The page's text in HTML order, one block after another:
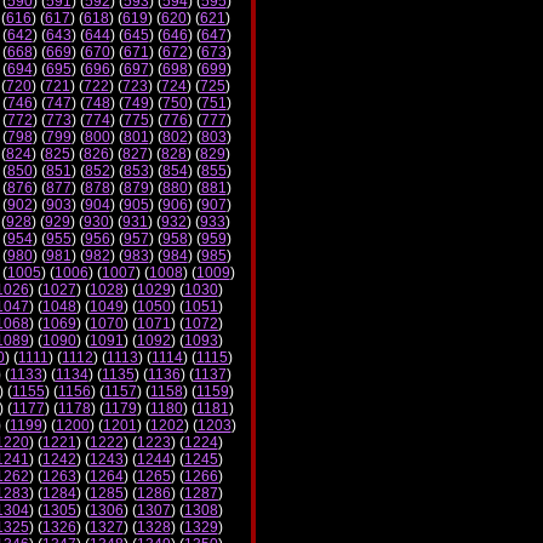
616) (617) (618) (619) (620) (621)
642) (643) (644) (645) (646) (647)
668) (669) (670) (671) (672) (673)
694) (695) (696) (697) (698) (699)
720) (721) (722) (723) (724) (725)
746) (747) (748) (749) (750) (751)
772) (773) (774) (775) (776) (777)
798) (799) (800) (801) (802) (803)
824) (825) (826) (827) (828) (829)
850) (851) (852) (853) (854) (855)
876) (877) (878) (879) (880) (881)
902) (903) (904) (905) (906) (907)
928) (929) (930) (931) (932) (933)
954) (955) (956) (957) (958) (959)
980) (981) (982) (983) (984) (985)
1005) (1006) (1007) (1008) (1009)
) (1027) (1028) (1029) (1030)
) (1048) (1049) (1050) (1051)
) (1069) (1070) (1071) (1072)
) (1090) (1091) (1092) (1093)
) (1111) (1112) (1113) (1114) (1115)
(1133) (1134) (1135) (1136) (1137)
(1155) (1156) (1157) (1158) (1159)
) (1177) (1178) (1179) (1180) (1181)
(1199) (1200) (1201) (1202) (1203)
) (1221) (1222) (1223) (1224)
) (1242) (1243) (1244) (1245)
) (1263) (1264) (1265) (1266)
) (1284) (1285) (1286) (1287)
) (1305) (1306) (1307) (1308)
) (1326) (1327) (1328) (1329)